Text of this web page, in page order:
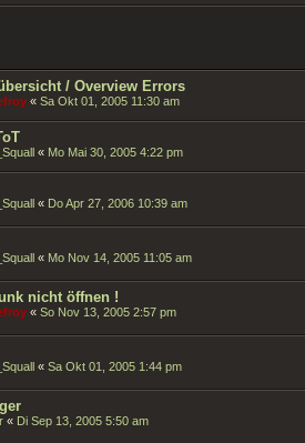
/ Overview Errors
« Sa Okt 01, 2005 11:30 am
« Mo Mai 30, 2005 4:22 pm
« Do Apr 27, 2006 10:39 am
« Mo Nov 14, 2005 11:05 am
nicht öffnen !
« So Nov 13, 2005 2:57 pm
« Sa Okt 01, 2005 1:44 pm
« Di Sep 13, 2005 5:50 am